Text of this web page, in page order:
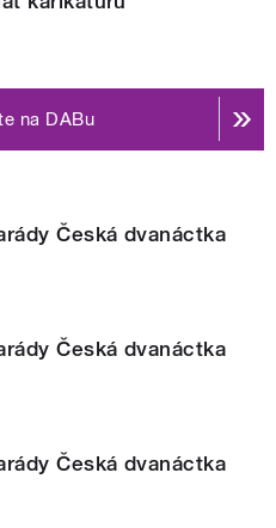
na DABu
Česká dvanáctka
Česká dvanáctka
Česká dvanáctka